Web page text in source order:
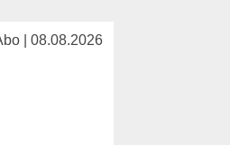
| 08.08.2026